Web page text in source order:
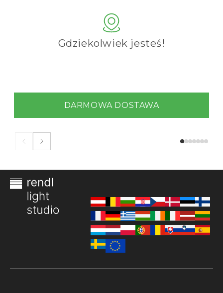
Gdziekolwiek jesteś!
DARMOWA DOSTAWA